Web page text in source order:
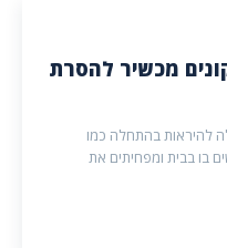
מכשיר להסרת
להיראות בהתחלה כמו
בו בבית ומפחיתים את